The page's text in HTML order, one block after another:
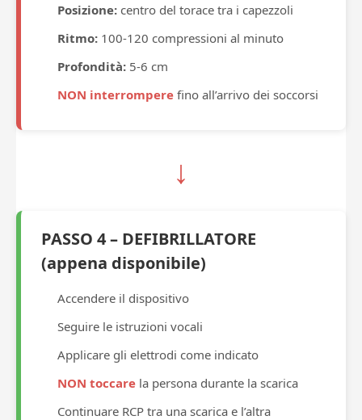
Posizione: centro del torace tra i capezzoli
Ritmo: 100-120 compressioni al minuto
Profondità: 5-6 cm
NON interrompere fino all’arrivo dei soccorsi
↓
PASSO 4 – DEFIBRILLATORE
(appena disponibile)
Accendere il dispositivo
Seguire le istruzioni vocali
Applicare gli elettrodi come indicato
NON toccare la persona durante la scarica
Continuare RCP tra una scarica e l’altra